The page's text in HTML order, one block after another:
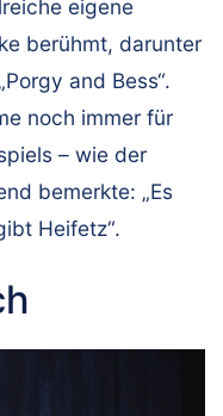
eigene
berühmt, darunter
and Bess“.
noch immer für
– wie der
bemerkte: „Es
Heifetz“.